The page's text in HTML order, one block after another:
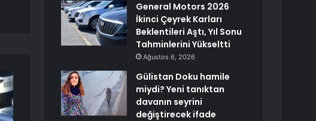
General Motors 2026
İkinci Çeyrek Karları
Beklentileri Aştı, Yıl Sonu
Tahminlerini Yükseltti
Ağustos 6, 2026
Gülistan Doku hamile
miydi? Yeni tanıktan
davanın seyrini
değiştirecek ifade